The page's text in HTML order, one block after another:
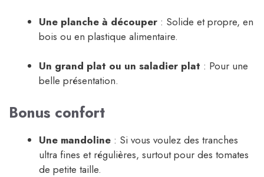
Une planche à découper : Solide et propre, en
bois ou en plastique alimentaire.
Un grand plat ou un saladier plat : Pour une
belle présentation.
Bonus confort
Une mandoline : Si vous voulez des tranches
ultra fines et régulières, surtout pour des tomates
de petite taille.